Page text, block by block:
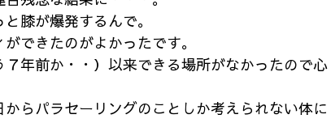
膝が爆発するんで。
できたのがよかったです。
７年前か・・）以来できる場所がなかったので心
らパラセーリングのことしか考えられない体に